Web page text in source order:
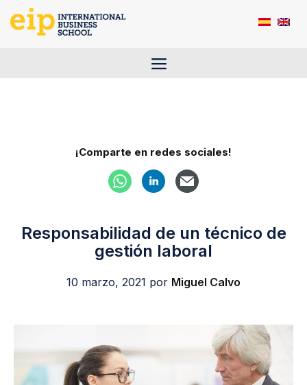
Saltar
Menú
¡Comparte en redes sociales!
Responsabilidad de un técnico de
gestión laboral
10 marzo, 2021 por Miguel Calvo